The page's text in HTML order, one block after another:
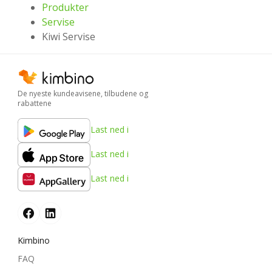
Produkter
Servise
Kiwi Servise
De nyeste kundeavisene, tilbudene og
rabattene
Last ned i
Last ned i
Last ned i
Kimbino
FAQ